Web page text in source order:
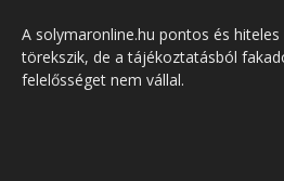
A solymaronline.hu pontos és
törekszik, de a tájékoztatásból
felelősséget nem vállal.